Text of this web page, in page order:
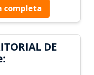
completa
DE